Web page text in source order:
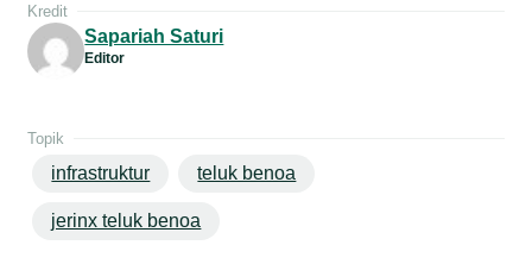
Kredit
Sapariah Saturi
Editor
Topik
infrastruktur teluk benoa
jerinx teluk benoa